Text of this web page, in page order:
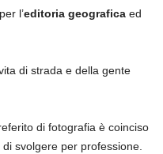
l’editoria geografica ed
di strada e della gente
di fotografia è coinciso
svolgere per professione.